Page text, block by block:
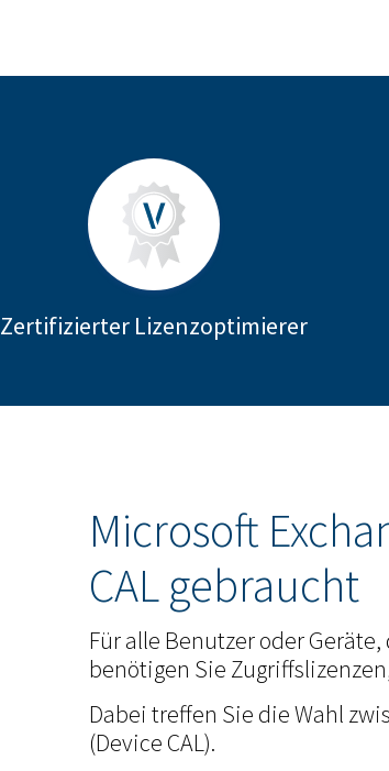
Zertifizierter Lizenzoptimierer
Microsoft
CAL gebraucht
Für alle Benutzer oder
benötigen Sie
Dabei treffen Sie die Wahl
(Device CAL).